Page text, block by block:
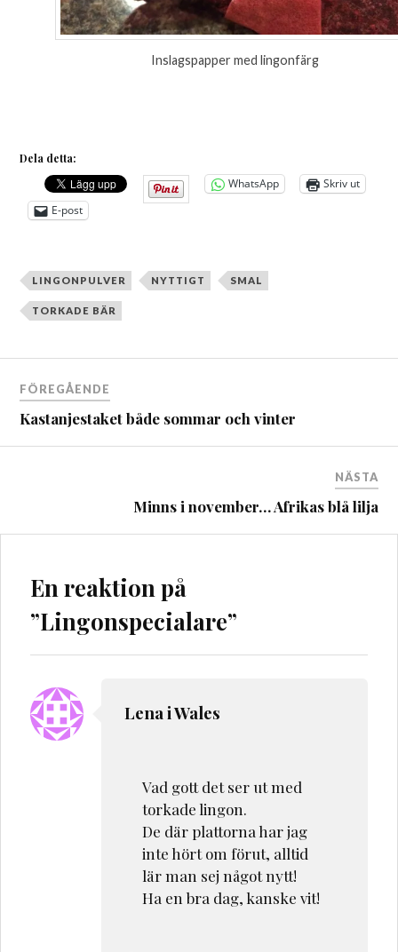
Inslagspapper med lingonfärg
Dela detta:
WhatsApp
Skriv ut
E-post
LINGONPULVER NYTTIGT SMAL
TORKADE BÄR
Inläggsnavigering
FÖREGÅENDE
Kastanjestaket både sommar och vinter
NÄSTA
Minns i november… Afrikas blå lilja
En reaktion på
”Lingonspecialare”
Lena i Wales
Vad gott det ser ut med
torkade lingon.
De där plattorna har jag
inte hört om förut, alltid
lär man sej något nytt!
Ha en bra dag, kanske vit!